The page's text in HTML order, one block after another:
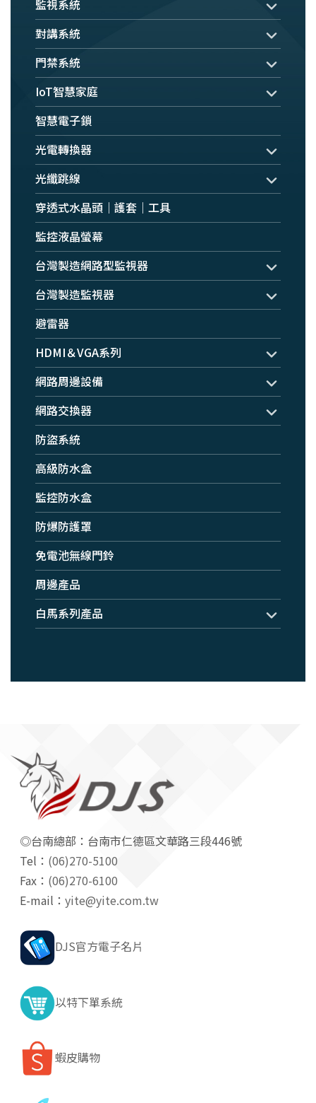
監視系統
對講系統
門禁系統
IoT智慧家庭
智慧電子鎖
光電轉換器
光纖跳線
穿透式水晶頭｜護套｜工具
監控液晶螢幕
台灣製造網路型監視器
台灣製造監視器
避雷器
HDMI＆VGA系列
網路周邊設備
網路交換器
防盜系統
高級防水盒
監控防水盒
防爆防護罩
免電池無線門鈴
周邊產品
白馬系列產品
◎台南總部：台南市仁德區文華路三段446號
Tel： (06)270-5100
Fax： (06)270-6100
E-mail： yite@yite.com.tw
DJS官方電子名片
以特下單系統
蝦皮購物